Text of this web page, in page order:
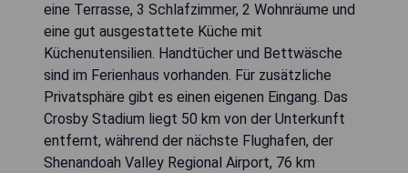
eine Terrasse, 3 Schlafzimmer, 2 Wohnräume und
eine gut ausgestattete Küche mit
Küchenutensilien. Handtücher und Bettwäsche
sind im Ferienhaus vorhanden. Für zusätzliche
Privatsphäre gibt es einen eigenen Eingang. Das
Crosby Stadium liegt 50 km von der Unterkunft
entfernt, während der nächste Flughafen, der
Shenandoah Valley Regional Airport, 76 km